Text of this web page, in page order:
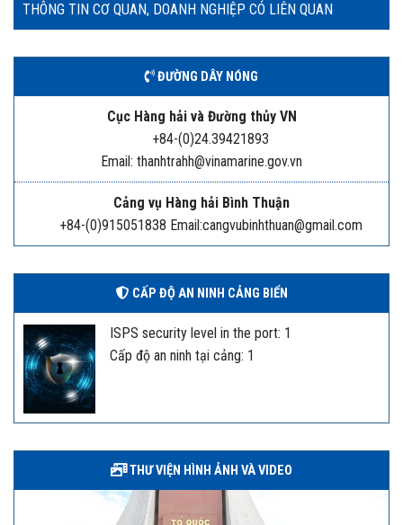
THÔNG TIN CƠ QUAN, DOANH NGHIỆP CÓ LIÊN QUAN
ĐƯỜNG DÂY NÓNG
Cục Hàng hải và Đường thủy VN
+84-(0)24.39421893
Email: thanhtrahh@vinamarine.gov.vn
Cảng vụ Hàng hải Bình Thuận
+84-(0)915051838 Email:cangvubinhthuan@gmail.com
CẤP ĐỘ AN NINH CẢNG BIỂN
ISPS security level in the port: 1
Cấp độ an ninh tại cảng: 1
THƯ VIỆN HÌNH ẢNH VÀ VIDEO